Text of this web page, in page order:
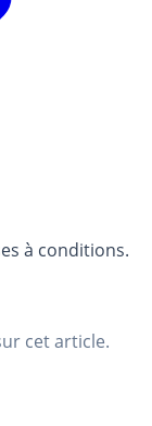
à conditions.
cet article.